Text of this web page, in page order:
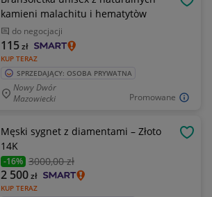
Promowane
kamieni malachitu i hematytòw
do negocjacji
KUP TERAZ
115zł
SPRZEDAJĄCY: OSOBA PRYWATNA
Nowy Dwór
Mazowiecki
Męski sygnet z diamentami – Złoto
14K
-16% 3000,00 zł
KUP TERAZ
2 500zł